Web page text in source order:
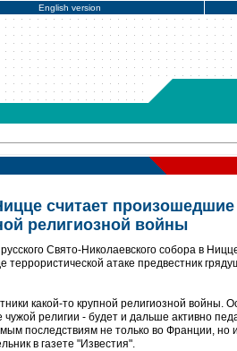
English version
считает произошедшие
религиозной войны
Свято-Николаевского собора в
атаке предвестник
какой-то крупной религиозной войны.
религии - будет и дальше активно
последствиям не только во Франции, но
в газете "Известия".